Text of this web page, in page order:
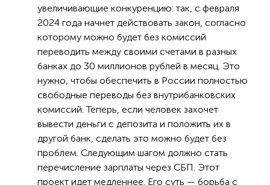
увеличивающие конкуренцию: так, с февраля
2024 года начнет действовать закон, согласно
которому можно будет без комиссий
переводить между своими счетами в разных
банках до 30 миллионов рублей в месяц. Это
нужно, чтобы обеспечить в России полностью
свободные переводы без внутрибанковских
комиссий. Теперь, если человек захочет
вывести деньги с депозита и положить их в
другой банк, сделать это можно будет без
проблем. Следующим шагом должно стать
перечисление зарплаты через СБП. Этот
проект идет медленнее. Его суть — борьба с